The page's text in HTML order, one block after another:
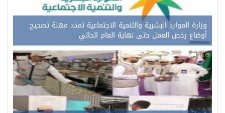
وزارة الموارد البشرية والتنمية الاجتماعية تمدد مهلة تصحيح
أوضاع رخص العمل حتى نهاية العام الحالي
78
0